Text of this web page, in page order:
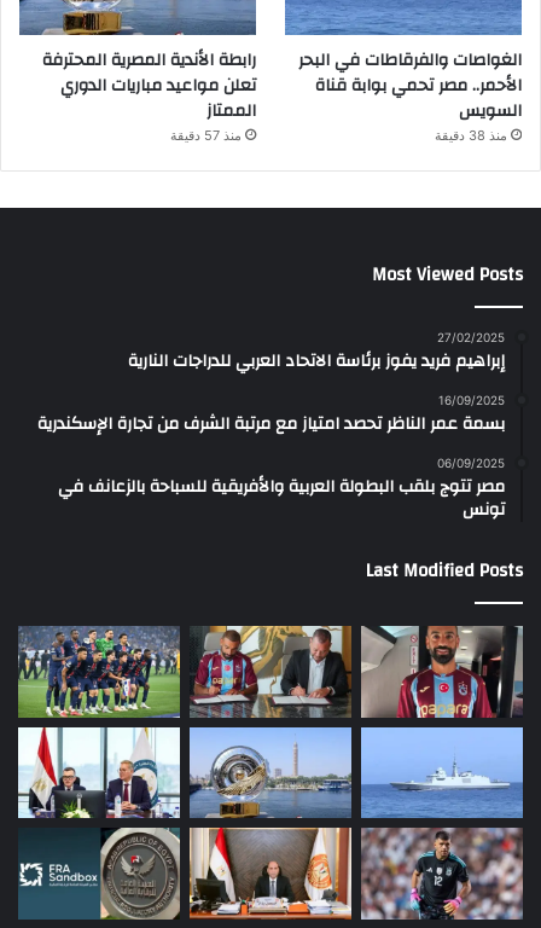
الغواصات والفرقاطات في البحر
الأحمر.. مصر تحمي بوابة قناة
السويس
منذ 38 دقيقة
رابطة الأندية المصرية المحترفة
تعلن مواعيد مباريات الدوري
الممتاز
منذ 57 دقيقة
Most Viewed Posts
27/02/2025
إبراهيم فريد يفوز برئاسة الاتحاد العربي للدراجات النارية
16/09/2025
بسمة عمر الناظر تحصد امتياز مع مرتبة الشرف من تجارة الإسكندرية
06/09/2025
مصر تتوج بلقب البطولة العربية والأفريقية للسباحة بالزعانف في
تونس
Last Modified Posts